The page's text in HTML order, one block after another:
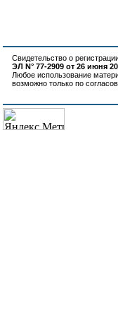
Свидетельство о
ЭЛ N° 77-2909 от 26 июня
Любое использование
возможно только по